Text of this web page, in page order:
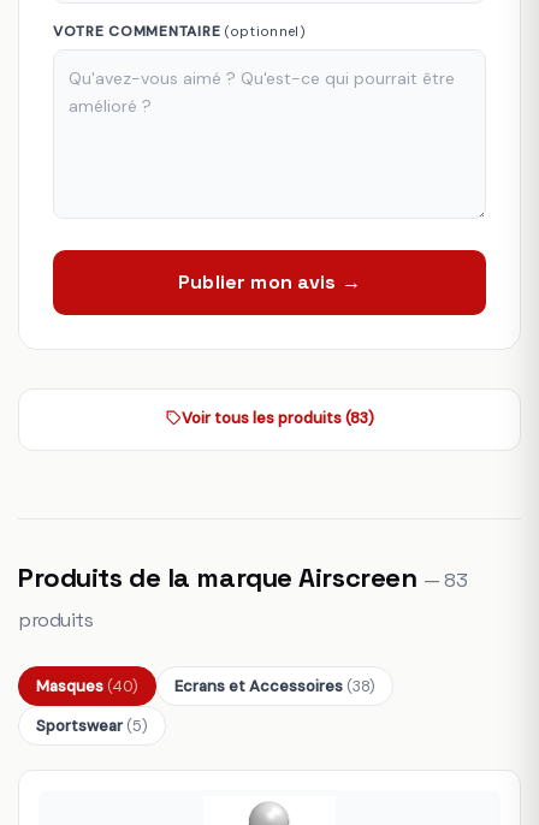
VOTRE COMMENTAIRE (optionnel)
Publier mon avis →
Voir tous les produits (83)
Produits de la marque Airscreen — 83
produits
Masques (40) Ecrans et Accessoires (38)
Sportswear (5)